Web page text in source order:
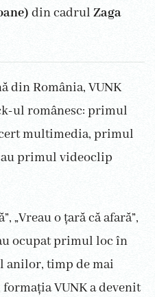
din cadrul Zaga
din România, VUNK
ul românesc: primul
multimedia, primul
primul videoclip
„Vreau o țară că afară”,
au ocupat primul loc în
anilor, timp de mai
VUNK a devenit